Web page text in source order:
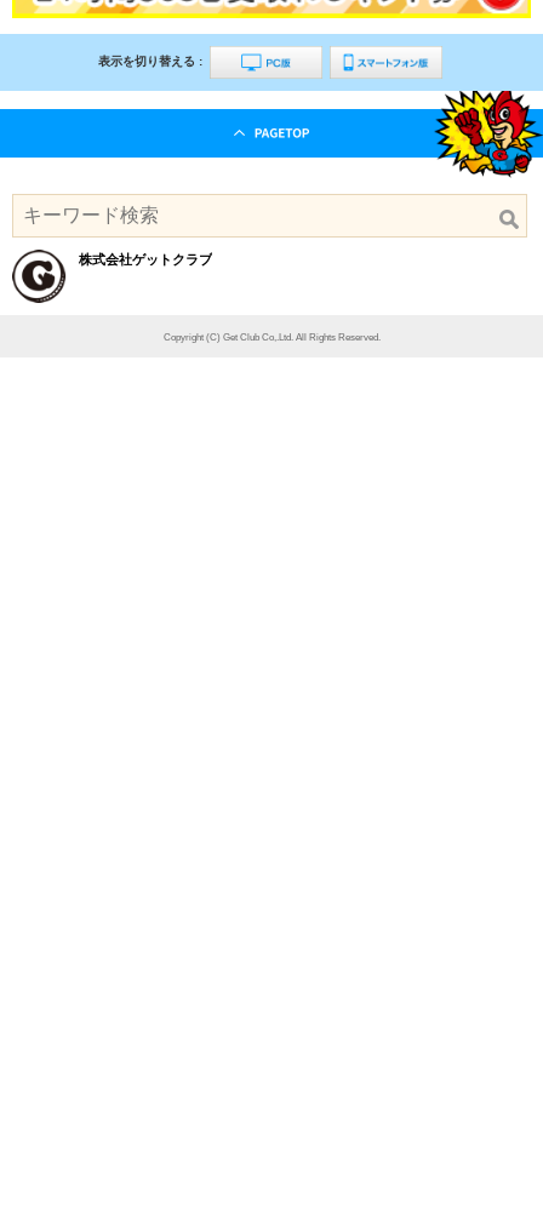
表示を切り替える :
株式会社ゲットクラブ
Copyright (C) Get Club Co,.Ltd. All Rights Reserved.